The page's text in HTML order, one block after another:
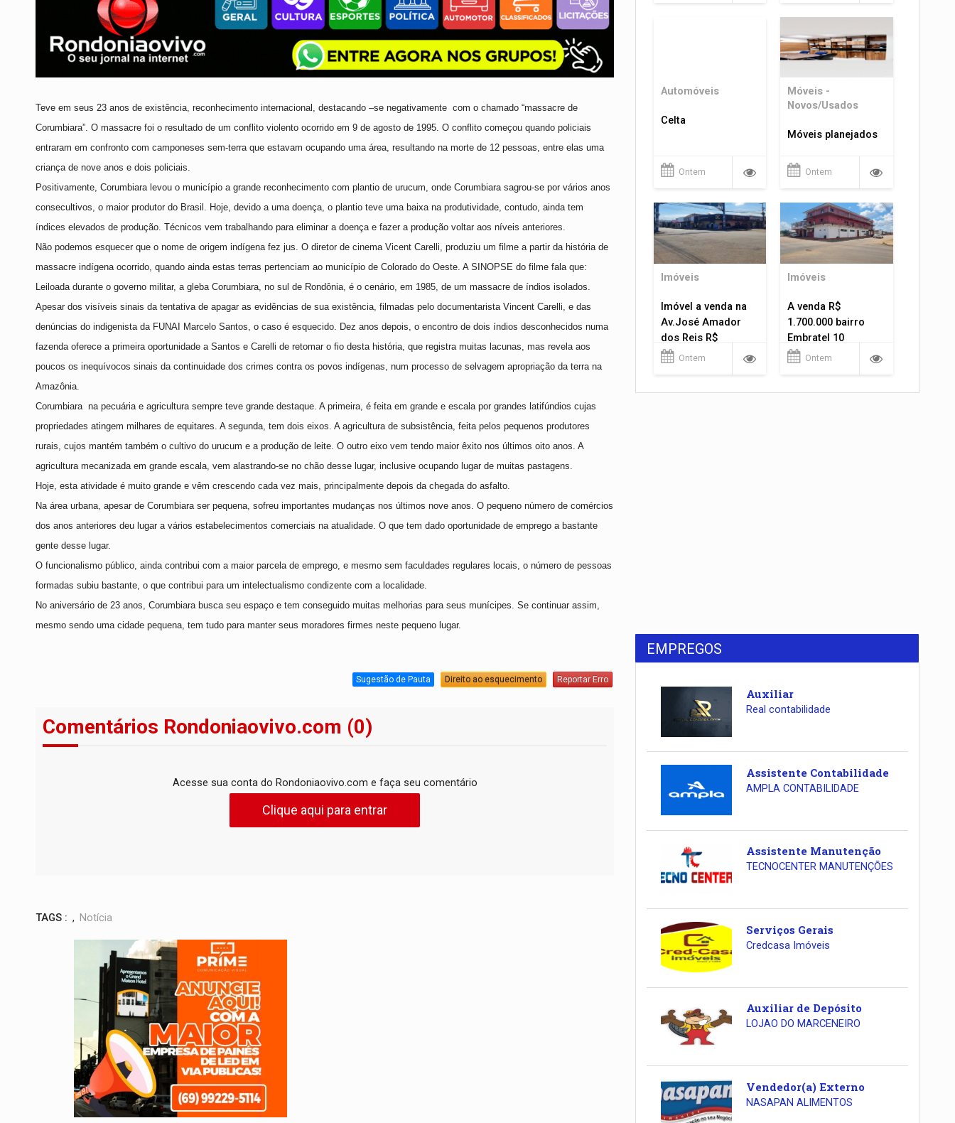
Teve em seus 23 anos de existência, reconhecimento internacional, destacando –se negativamente com o chamado “massacre de
Corumbiara”. O massacre foi o resultado de um conflito violento ocorrido em 9 de agosto de 1995. O conflito começou quando policiais
entraram em confronto com camponeses sem-terra que estavam ocupando uma área, resultando na morte de 12 pessoas, entre elas uma
criança de nove anos e dois policiais.
Positivamente, Corumbiara levou o município a grande reconhecimento com plantio de urucum, onde Corumbiara sagrou-se por vários anos
consecultivos, o maior produtor do Brasil. Hoje, devido a uma doença, o plantio teve uma baixa na produtividade, contudo, ainda tem
índices elevados de produção. Técnicos vem trabalhando para eliminar a doença e fazer a produção voltar aos níveis anteriores.
Não podemos esquecer que o nome de origem indígena fez jus. O diretor de cinema Vicent Carelli, produziu um filme a partir da história de
massacre indígena ocorrido, quando ainda estas terras pertenciam ao município de Colorado do Oeste. A SINOPSE do filme fala que:
Leiloada durante o governo militar, a gleba Corumbiara, no sul de Rondônia, é o cenário, em 1985, de um massacre de índios isolados.
Apesar dos visíveis sinais da tentativa de apagar as evidências de sua existência, filmadas pelo documentarista Vincent Carelli, e das
denúncias do indigenista da FUNAI Marcelo Santos, o caso é esquecido. Dez anos depois, o encontro de dois índios desconhecidos numa
fazenda oferece a primeira oportunidade a Santos e Carelli de retomar o fio desta história, que registra muitas lacunas, mas revela aos
poucos os inequívocos sinais da continuidade dos crimes contra os povos indígenas, num processo de selvagem apropriação da terra na
Amazônia.
Corumbiara na pecuária e agricultura sempre teve grande destaque. A primeira, é feita em grande e escala por grandes latifúndios cujas
propriedades atingem milhares de equitares. A segunda, tem dois eixos. A agricultura de subsistência, feita pelos pequenos produtores
rurais, cujos mantém também o cultivo do urucum e a produção de leite. O outro eixo vem tendo maior êxito nos últimos oito anos. A
agricultura mecanizada em grande escala, vem alastrando-se no chão desse lugar, inclusive ocupando lugar de muitas pastagens.
Hoje, esta atividade é muito grande e vêm crescendo cada vez mais, principalmente depois da chegada do asfalto.
Na área urbana, apesar de Corumbiara ser pequena, sofreu importantes mudanças nos últimos nove anos. O pequeno número de comércios
dos anos anteriores deu lugar a vários estabelecimentos comerciais na atualidade. O que tem dado oportunidade de emprego a bastante
gente desse lugar.
O funcionalismo público, ainda contribui com a maior parcela de emprego, e mesmo sem faculdades regulares locais, o número de pessoas
formadas subiu bastante, o que contribui para um intelectualismo condizente com a localidade.
No aniversário de 23 anos, Corumbiara busca seu espaço e tem conseguido muitas melhorias para seus munícipes. Se continuar assim,
mesmo sendo uma cidade pequena, tem tudo para manter seus moradores firmes neste pequeno lugar.
Sugestão de Pauta Direito ao esquecimento Reportar Erro
Comentários Rondoniaovivo.com (0)
Acesse sua conta do Rondoniaovivo.com e faça seu comentário
Clique aqui para entrar
TAGS : , Notícia
Automóveis
Celta
Ontem
Móveis -
Novos/Usados
Móveis planejados
Ontem
Imóveis
Imóvel a venda na
Av.José Amador
dos Reis R$
1.400.000
Ontem
Imóveis
A venda R$
1.700.000 bairro
Embratel 10
apartamentos!
Ontem
EMPREGOS
Auxiliar
Real contabilidade
Assistente Contabilidade
AMPLA CONTABILIDADE
Assistente Manutenção
TECNOCENTER MANUTENÇÕES
Serviços Gerais
Credcasa Imóveis
Auxiliar de Depósito
LOJAO DO MARCENEIRO
Vendedor(a) Externo
NASAPAN ALIMENTOS